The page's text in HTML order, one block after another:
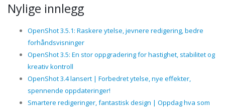
Nylige innlegg
OpenShot 3.5.1: Raskere ytelse, jevnere redigering, bedre
forhåndsvisninger
OpenShot 3.5: En stor oppgradering for hastighet, stabilitet og
kreativ kontroll
OpenShot 3.4 lansert | Forbedret ytelse, nye effekter,
spennende oppdateringer!
Smartere redigeringer, fantastisk design | Oppdag hva som